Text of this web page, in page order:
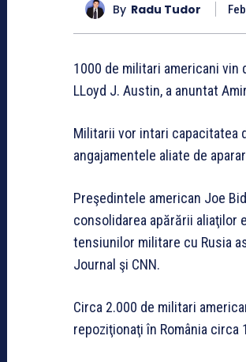
By Radu Tudor
1000 de militari americani vin
LLoyd J. Austin, a anuntat
Militarii vor intari capacitatea
angajamentele aliate de
Preşedintele american Joe
consolidarea apărării aliaţilor
tensiunilor militare cu Rusia
Journal şi CNN.
Circa 2.000 de militari
repoziţionaţi în România